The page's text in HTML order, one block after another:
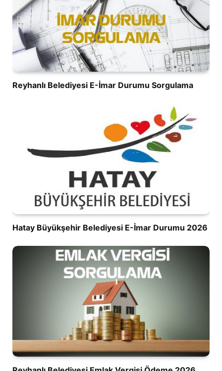
Reyhanlı Belediyesi E-İmar Durumu Sorgulama
Hatay Büyükşehir Belediyesi E-İmar Durumu 2026